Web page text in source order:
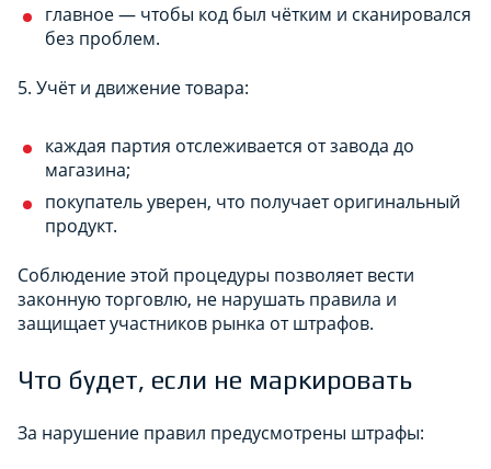
главное — чтобы код был чётким и сканировался
без проблем.
5. Учёт и движение товара:
каждая партия отслеживается от завода до
магазина;
покупатель уверен, что получает оригинальный
продукт.
Соблюдение этой процедуры позволяет вести
законную торговлю, не нарушать правила и
защищает участников рынка от штрафов.
Что будет, если не маркировать
За нарушение правил предусмотрены штрафы: